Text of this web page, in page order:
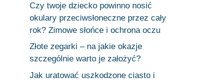
Czy twoje dziecko powinno nosić
okulary przeciwsłoneczne przez cały
rok? Zimowe słońce i ochrona oczu
Złote zegarki – na jakie okazje
szczególnie warto je założyć?
Jak uratować uszkodzone ciasto i